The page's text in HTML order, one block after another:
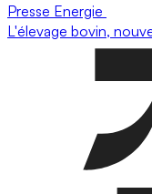
Presse Energie
L'élevage bovin,